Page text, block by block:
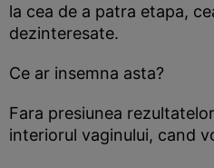
la cea de a patra etapa,
dezinteresate.
Ce ar insemna asta?
Fara presiunea
interiorul vaginului, cand